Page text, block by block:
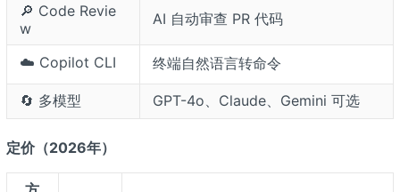
🔎 Code Revie
w
AI 自动审查 PR 代码
☁️ Copilot CLI 终端自然语言转命令
🔄 多模型 GPT-4o、Claude、Gemini 可选
定价（2026年）